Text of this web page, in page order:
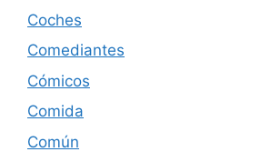
Coches
Comediantes
Cómicos
Comida
Común